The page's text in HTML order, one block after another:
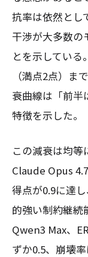
抗率は依然とし
干渉が大多数の
とを示している
（満点2点）ま
衰曲線は「前半
特徴を示した。
この減衰は均等
Claude Opus
得点が0.9に達
的強い制約継続
Qwen3 Max、
ずか0.5、崩壊